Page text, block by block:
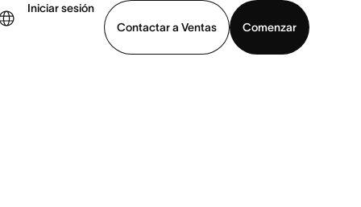
Iniciar sesión
Contactar a Ventas
Comenzar